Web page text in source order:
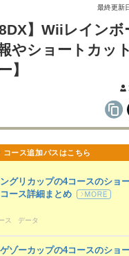
最終更新
】Wiiレインボ
やショートカッ
】
コース追加パスはこちら
ングリカップの4コースのショ
ース詳細まとめ
ス データ
ゲゾーカップの4コースのショ